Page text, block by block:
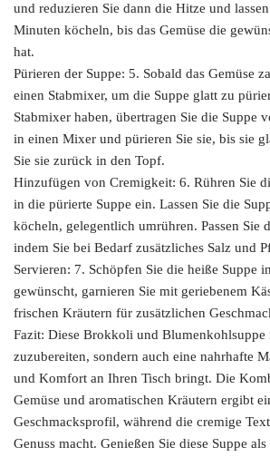
und reduzieren Sie dann die Hitze und
Minuten köcheln, bis das Gemüse die
hat.
Pürieren der Suppe: 5. Sobald das Gemüse
einen Stabmixer, um die Suppe glatt zu
Stabmixer haben, übertragen Sie die Suppe
in einen Mixer und pürieren Sie sie, bis sie
Sie sie zurück in den Topf.
Hinzufügen von Cremigkeit: 6. Rühren Sie
in die pürierte Suppe ein. Lassen Sie die
köcheln, gelegentlich umrühren. Passen Sie
indem Sie bei Bedarf zusätzliches Salz und
Servieren: 7. Schöpfen Sie die heiße Suppe
gewünscht, garnieren Sie mit geriebenem
frischen Kräutern für zusätzlichen
Fazit: Diese Brokkoli und Blumenkohlsuppe
zuzubereiten, sondern auch eine nahrhafte
und Komfort an Ihren Tisch bringt. Die
Gemüse und aromatischen Kräutern ergibt
Geschmacksprofil, während die cremige
Genuss macht. Genießen Sie diese Suppe